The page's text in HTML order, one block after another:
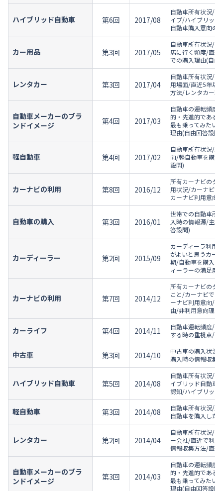
ハイブリッド自動車 第6回 2017/08
自動車所有状況/ハ
イプ/ハイブリッ
自動車購入意向の
カー用品 第3回 2017/05
自動車所有状況/
店に行く頻度/直近
での購入理由(自由
レンタカー 第3回 2017/04
自動車所有状況/レ
用場面/直近5年以
方法/レンタカー利
自動車メーカーのブラ
ンドイメージ
第4回 2017/03
自動車の運転頻度/
的・先進的である
最も乗ってみたい
理由(自由回答設問)
軽自動車 第4回 2017/02
自動車所有状況/
向/軽自動車を購入
設問)
カーナビの利用 第8回 2016/12
所有カーナビのタ
用状況/カーナビ
カーナビ利用意向/
自動車の購入 第3回 2016/01
世帯での自動車所
入時の情報源/主
答設問)
カーディーラー 第2回 2015/09
カーディーラ利用
がよいと思うカー
期/自動車を購入し
ィーラーの満足度
カーナビの利用 第7回 2014/12
所有カーナビのタ
こと/カーナビで
ーナビ利用意向/カ
由/非利用意向理由
カーライフ 第4回 2014/11
自動車運転頻度/
する時の重視点/あ
中古車 第3回 2014/10
中古車の購入状況
購入時の情報収集
ハイブリッド自動車 第5回 2014/08
自動車所有状況/
イブリッド自動車
認知/ハイブリッド
軽自動車 第3回 2014/08
自動車所有状況/
自動車を購入した
レンタカー 第2回 2014/04
自動車所有状況/
ー会社/直近で利用
情報収集方法/直近
自動車メーカーのブラ
ンドイメージ
第3回 2014/03
自動車の運転頻度/
的・先進的である
最も乗ってみたい
理由(自由回答設問)